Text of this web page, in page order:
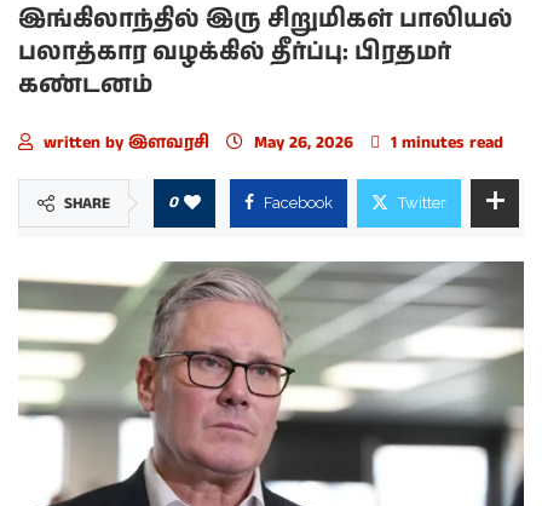
இங்கிலாந்தில் இரு சிறுமிகள் பாலியல்
பலாத்கார வழக்கில் தீர்ப்பு: பிரதமர்
கண்டனம்
written by இளவரசி May 26, 2026 1 minutes read
SHARE 0 Facebook Twitter